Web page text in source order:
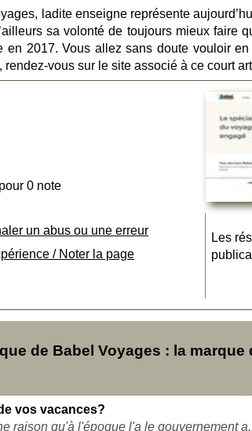
ladite enseigne représente
sa volonté de toujours mieux faire
en 2017. Vous allez sans doute vouloir
vous sur le site associé à ce court
0 note
un abus ou une erreur
/ Noter la page
Les
de Babel Voyages : la marque
vos vacances?
raison qu'à l'époque l'a le gouvernement